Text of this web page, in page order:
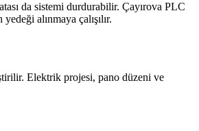
da sistemi durdurabilir. Çayırova PLC
alınmaya çalışılır.
Elektrik projesi, pano düzeni ve